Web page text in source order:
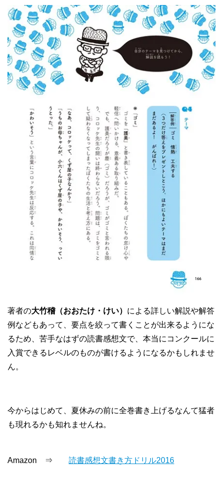
著者の大竹稽（おおたけ・けい） による詳しい解説や解答
例などもあって、要点を絞って書くことが出来るようにな
るため、苦手なはずの読書感想文で、本当にコンクールに
入賞できるレベルのものが書けるようになるかもしれませ
ん。
今からはじめて、夏休みの前に全巻書き上げるなんて猛者
も現れるかも知れませんね。
Amazon ⇒ 読書感想文書き方ドリル2016